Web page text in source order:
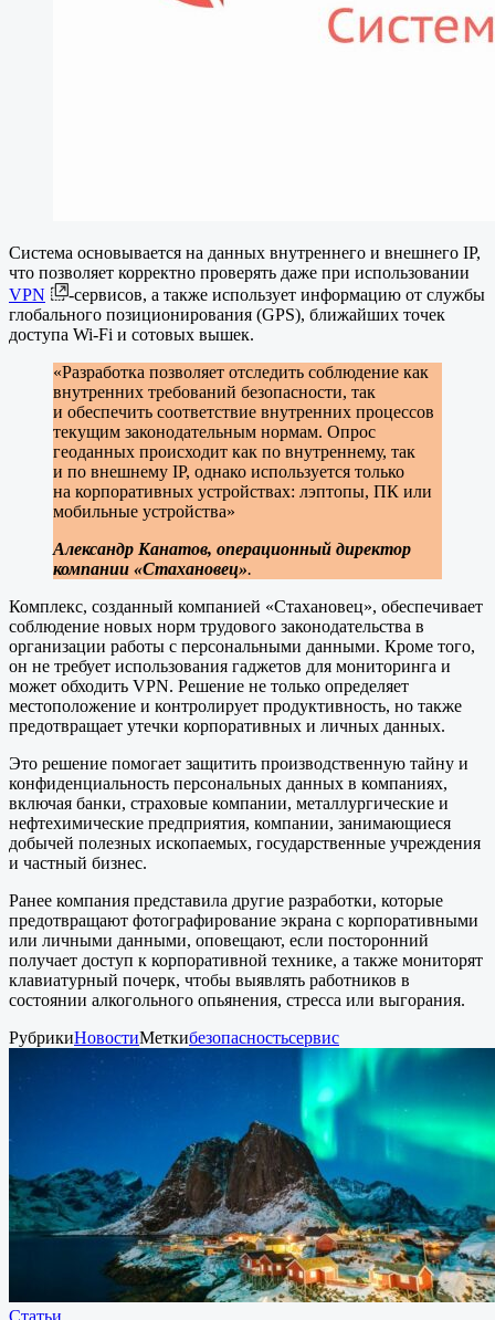
Система основывается на данных внутреннего и внешнего IP,
что позволяет корректно проверять даже при использовании
VPN
-сервисов, а также использует информацию от службы
глобального позиционирования (GPS), ближайших точек
доступа Wi-Fi и сотовых вышек.
«Разработка позволяет отследить соблюдение как
внутренних требований безопасности, так
и обеспечить соответствие внутренних процессов
текущим законодательным нормам. Опрос
геоданных происходит как по внутреннему, так
и по внешнему IP, однако используется только
на корпоративных устройствах: лэптопы, ПК или
мобильные устройства»
Александр Канатов, операционный директор
компании «Стахановец».
Комплекс, созданный компанией «Стахановец», обеспечивает
соблюдение новых норм трудового законодательства в
организации работы с персональными данными. Кроме того,
он не требует использования гаджетов для мониторинга и
может обходить VPN. Решение не только определяет
местоположение и контролирует продуктивность, но также
предотвращает утечки корпоративных и личных данных.
Это решение помогает защитить производственную тайну и
конфиденциальность персональных данных в компаниях,
включая банки, страховые компании, металлургические и
нефтехимические предприятия, компании, занимающиеся
добычей полезных ископаемых, государственные учреждения
и частный бизнес.
Ранее компания представила другие разработки, которые
предотвращают фотографирование экрана с корпоративными
или личными данными, оповещают, если посторонний
получает доступ к корпоративной технике, а также мониторят
клавиатурный почерк, чтобы выявлять работников в
состоянии алкогольного опьянения, стресса или выгорания.
РубрикиНовостиМеткибезопасностьсервис